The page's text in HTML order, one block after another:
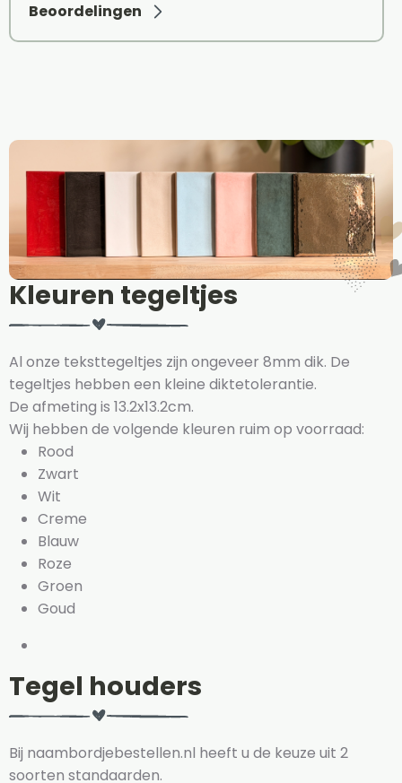
Beoordelingen
Kleuren tegeltjes
Al onze teksttegeltjes zijn ongeveer 8mm dik. De
tegeltjes hebben een kleine diktetolerantie.
De afmeting is 13.2x13.2cm.
Wij hebben de volgende kleuren ruim op voorraad:
Rood
Zwart
Wit
Creme
Blauw
Roze
Groen
Goud
Tegel houders
Bij naambordjebestellen.nl heeft u de keuze uit 2
soorten standaarden.